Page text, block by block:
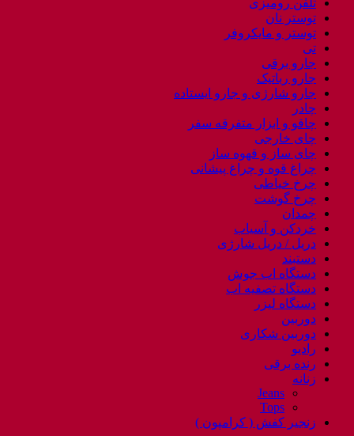
توستر نان
توستر و مایکروفر
تی
جارو برقی
جارو رباتیک
جارو شارژی و جارو ایستاده
چادر
چاقو و ابزار متفرقه سفر
چای خارجی
چای ساز و قهوه ساز
چراغ قوه و چراغ پیشانی
چرخ خیاطی
چرخ گوشت
چمدان
خردکن و آسیاب
دریل / دریل شارژی
دستبند
دستگاه اب جوش
دستگاه تصفیه اب
دستگاه لیزر
دوربین
دوربین شکاری
رادیو
رنده برقی
زنانه
Jeans
Tops
زنجیر کفش ( کرامپون )